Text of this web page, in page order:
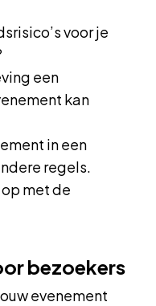
voor je
een
kan
in een
regels.
met de
bezoekers
evenement